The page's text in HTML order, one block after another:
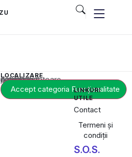
LOCALIZARE
Acest conținut este blocat până când acceptați categoria corespunzătoare de cookie-uri.
Accept categoria Funcționalitate
LINKURI
UTILE
Contact
Termeni și
condiții
S.O.S.